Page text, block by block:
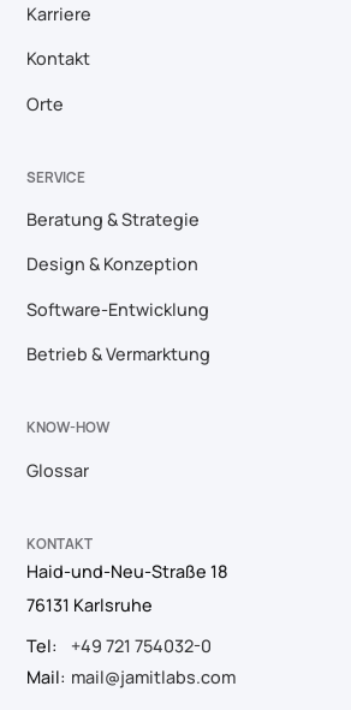
Karriere
Kontakt
Orte
SERVICE
Beratung & Strategie
Design & Konzeption
Software-Entwicklung
Betrieb & Vermarktung
KNOW-HOW
Glossar
KONTAKT
Haid-und-Neu-Straße 18
76131 Karlsruhe
Tel:
+49 721 754032-0
Mail: mail@jamitlabs.com